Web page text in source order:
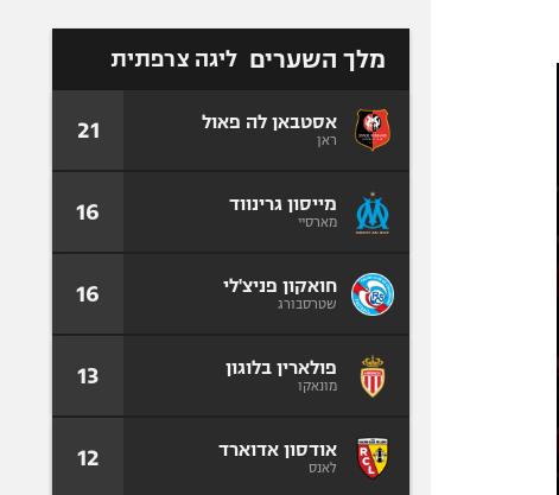
מלך השערים ליגה צרפתית
אסטבאן לה פאול
ראן 21
מייסון גרינווד
מארסיי 16
חואקון פניצ'לי
שטרסבורג 16
פולארין בלוגון
מונאקו 13
אודסון אדוארד
לאנס 12